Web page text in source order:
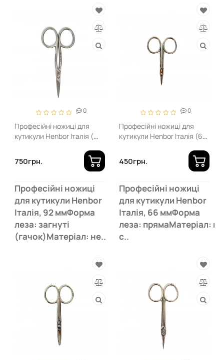
0
Професійні ножиці для
кутикули Henbor Італія (
750грн.
Професійні ножиці
для кутикули Henbor
Італія, 92 ммФорма
леза: загнуті
(гачок)Матеріал: не..
0
Професійні ножиці для
кутикули Henbor Італія (66
450грн.
Професійні ножиці
для кутикули Henbor
Італія, 66 ммФорма
леза: прямаМатеріал:
с..